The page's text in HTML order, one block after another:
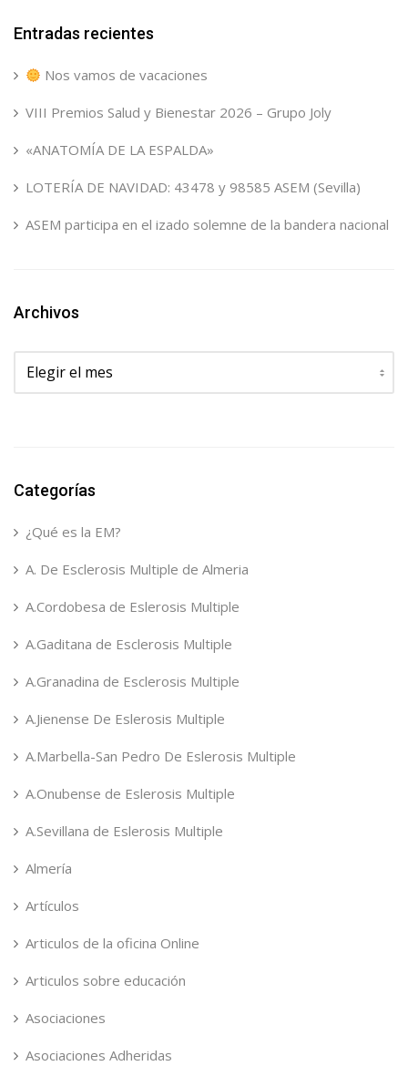
Entradas recientes
Nos vamos de vacaciones
VIII Premios Salud y Bienestar 2026 – Grupo Joly
«ANATOMÍA DE LA ESPALDA»
LOTERÍA DE NAVIDAD: 43478 y 98585 ASEM (Sevilla)
ASEM participa en el izado solemne de la bandera nacional
Archivos
Archivos
Categorías
¿Qué es la EM?
A. De Esclerosis Multiple de Almeria
A.Cordobesa de Eslerosis Multiple
A.Gaditana de Esclerosis Multiple
A.Granadina de Esclerosis Multiple
A.Jienense De Eslerosis Multiple
A.Marbella-San Pedro De Eslerosis Multiple
A.Onubense de Eslerosis Multiple
A.Sevillana de Eslerosis Multiple
Almería
Artículos
Articulos de la oficina Online
Articulos sobre educación
Asociaciones
Asociaciones Adheridas